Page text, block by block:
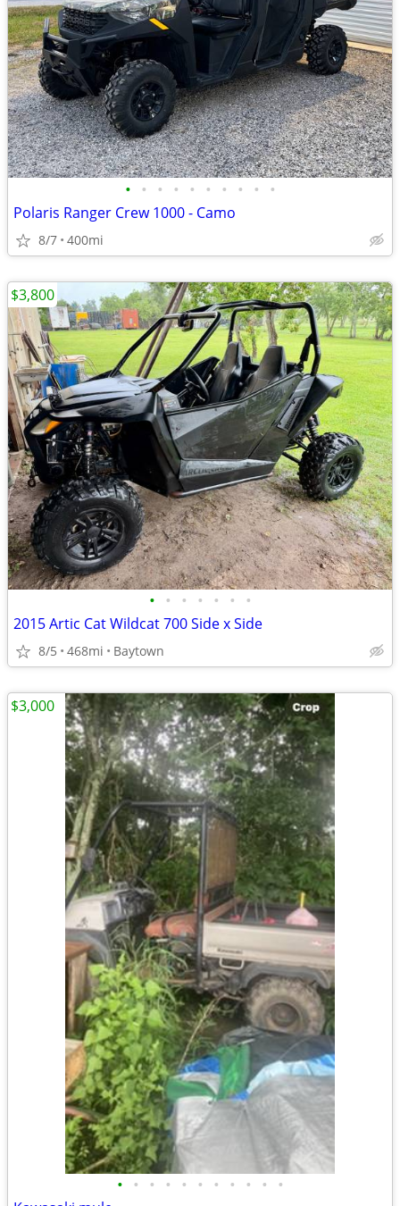
• • • • • • • • • •
Polaris Ranger Crew 1000 - Camo
8/7 400mi
• • • • • • •
2015 Artic Cat Wildcat 700 Side x Side
8/5 468mi Baytown
$3,800
• • • • • • • • • • •
$3,000